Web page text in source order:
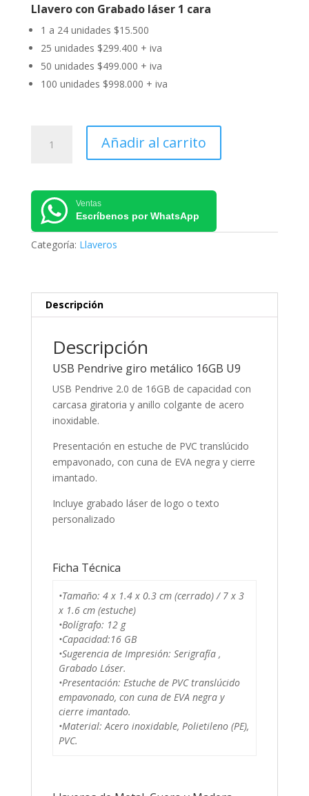
Llavero con Grabado láser 1 cara
1 a 24 unidades $15.500
25 unidades $299.400 + iva
50 unidades $499.000 + iva
100 unidades $998.000 + iva
Pendrive
16GB
U9
cantidad
Añadir al carrito
Ventas
Escríbenos por WhatsApp
Categoría: Llaveros
Descripción
Descripción
USB Pendrive giro metálico 16GB U9
USB Pendrive 2.0 de 16GB de capacidad con
carcasa giratoria y anillo colgante de acero
inoxidable.
Presentación en estuche de PVC translúcido
empavonado, con cuna de EVA negra y cierre
imantado.
Incluye grabado láser de logo o texto
personalizado
Ficha Técnica
•Tamaño: 4 x 1.4 x 0.3 cm (cerrado) / 7 x 3
x 1.6 cm (estuche)
•Bolígrafo: 12 g
•Capacidad:16 GB
•Sugerencia de Impresión: Serigrafía ,
Grabado Láser.
•Presentación: Estuche de PVC translúcido
empavonado, con cuna de EVA negra y
cierre imantado.
•Material: Acero inoxidable, Polietileno (PE),
PVC.